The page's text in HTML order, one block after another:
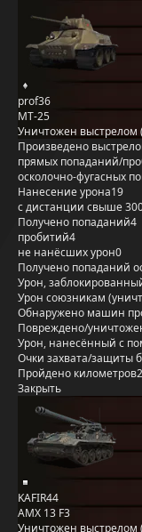
prof36
МТ-25
Уничтожен выстрелом
Произведено
прямых попаданий/
осколочно-фугасных
Нанесение урона19
с дистанции свыше
Получено попаданий4
пробитий4
не нанёсших урон0
Получено попаданий
Урон,
Урон союзникам
Обнаружено машин
Повреждено/
Урон, нанесённый с
Очки захвата/защиты
Пройдено километров
Закрыть
KAFIR44
AMX 13 F3
Уничтожен выстрелом